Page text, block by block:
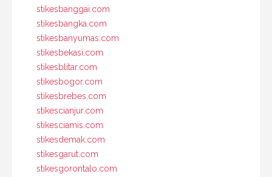
stikesbanggai.com
stikesbangka.com
stikesbanyumas.com
stikesbekasi.com
stikesblitar.com
stikesbogor.com
stikesbrebes.com
stikescianjur.com
stikesciamis.com
stikesdemak.com
stikesgarut.com
stikesgorontalo.com